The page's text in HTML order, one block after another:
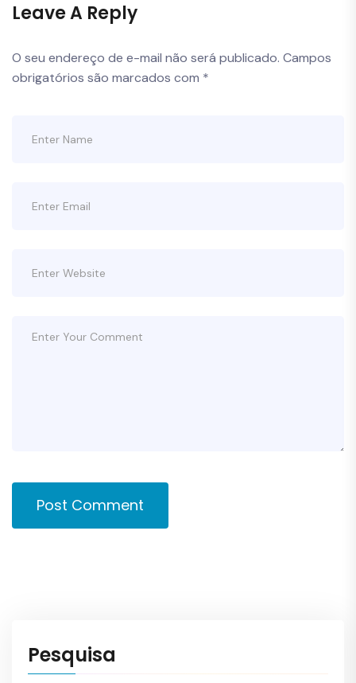
Leave A Reply
O seu endereço de e-mail não será publicado. Campos
obrigatórios são marcados com *
Post Comment
Pesquisa